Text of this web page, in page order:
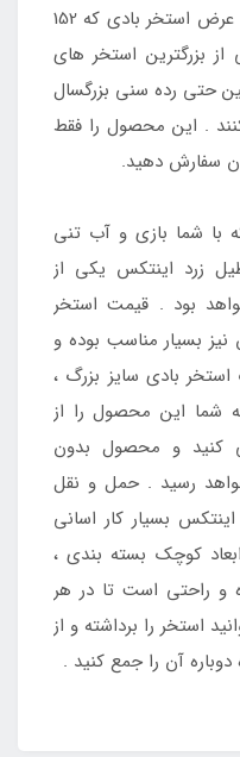
کودکان محسوب می باشد . حتی عرض استخر بادی که 152
بزرگترین استخر های
حتی رده سنی بزرگسال
. این محصول را فقط
سفارش دهید.
با شما بازی و آب تنی
زرد اینتکس یکی از
بود . قیمت استخر
بسیار مناسب بوده و
بادی سایز بزرگ ،
شما این محصول را از
کنید و محصول بدون
رسید . حمل و نقل
بسیار کار اسانی
کوچک بسته بندی ،
و راحتی است تا در هر
استخر را برداشته و از
آن را جمع کنید .